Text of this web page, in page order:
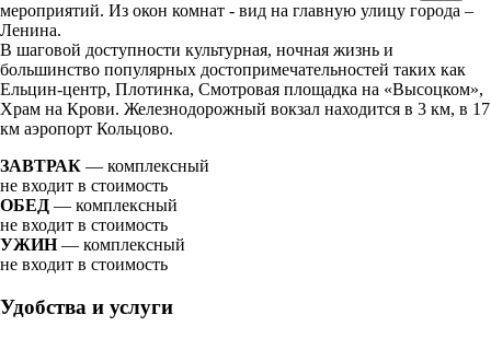
мероприятий. Из окон комнат - вид на главную улицу города –
Ленина.
В шаговой доступности культурная, ночная жизнь и
большинство популярных достопримечательностей таких как
Ельцин-центр, Плотинка, Смотровая площадка на «Высоцком»,
Храм на Крови. Железнодорожный вокзал находится в 3 км, в 17
км аэропорт Кольцово.
ЗАВТРАК — комплексный
не входит в стоимость
ОБЕД — комплексный
не входит в стоимость
УЖИН— комплексный
не входит в стоимость
Удобства и услуги